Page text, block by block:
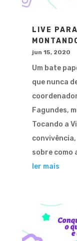
LIVE
jun 15, 2020
Um bate
que nunca
Fagundes,
Tocando a
sobre como
ler mais